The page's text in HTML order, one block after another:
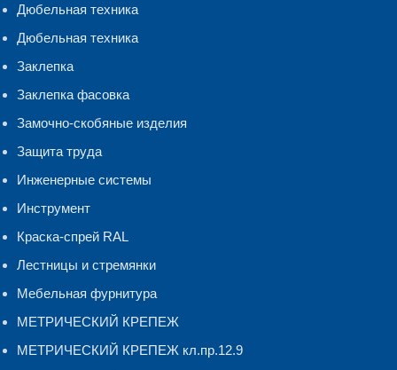
Дюбельная техника
Дюбельная техника
Заклепка
Заклепка фасовка
Замочно-скобяные изделия
Защита труда
Инженерные системы
Инструмент
Краска-спрей RAL
Лестницы и стремянки
Мебельная фурнитура
МЕТРИЧЕСКИЙ КРЕПЕЖ
МЕТРИЧЕСКИЙ КРЕПЕЖ кл.пр.12.9